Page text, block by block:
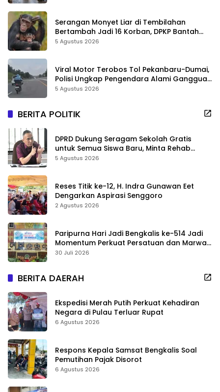
Serangan Monyet Liar di Tembilahan
Bertambah Jadi 16 Korban, DPKP Bantah
Video Gerombolan Viral
5 Agustus 2026
Viral Motor Terobos Tol Pekanbaru-Dumai,
Polisi Ungkap Pengendara Alami Gangguan
Usai Kecelakaan
5 Agustus 2026
BERITA POLITIK
DPRD Dukung Seragam Sekolah Gratis
untuk Semua Siswa Baru, Minta Rehab
Sekolah Jangan Dikurangi
5 Agustus 2026
Reses Titik ke-12, H. Indra Gunawan Eet
Dengarkan Aspirasi Senggoro
2 Agustus 2026
Paripurna Hari Jadi Bengkalis ke-514 Jadi
Momentum Perkuat Persatuan dan Marwah
Negeri
30 Juli 2026
BERITA DAERAH
Ekspedisi Merah Putih Perkuat Kehadiran
Negara di Pulau Terluar Rupat
6 Agustus 2026
Respons Kepala Samsat Bengkalis Soal
Pemutihan Pajak Disorot
6 Agustus 2026